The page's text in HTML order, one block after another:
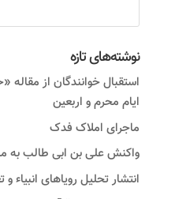
نوشته‌های تازه
استقبال خوانندگان از مقاله
ایام محرم و اربعین
ماجرای املاک فدک
واکنش على بن ابى طالب به
انتشار تحلیل رویاهای انبیاء